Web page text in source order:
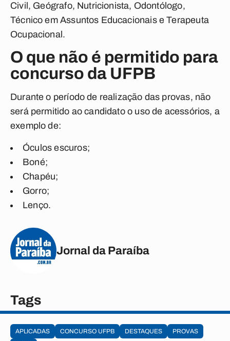
Civil, Geógrafo, Nutricionista, Odontólogo,
Técnico em Assuntos Educacionais e Terapeuta
Ocupacional.
O que não é permitido para
concurso da UFPB
Durante o período de realização das provas, não
será permitido ao candidato o uso de acessórios, a
exemplo de:
Óculos escuros;
Boné;
Chapéu;
Gorro;
Lenço.
Jornal da Paraíba
Tags
APLICADAS CONCURSO UFPB DESTAQUES
PROVAS